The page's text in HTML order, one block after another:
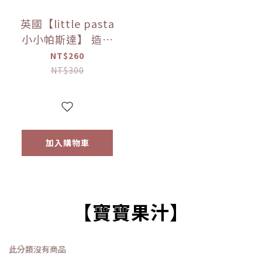
英國【little pasta
小小帕斯達】 造型
義大利麵300g｜動
物｜泰迪熊｜交通
【優惠限定】
NT$260
NT$300
加入購物車
【寶寶果汁】
此分類沒有商品